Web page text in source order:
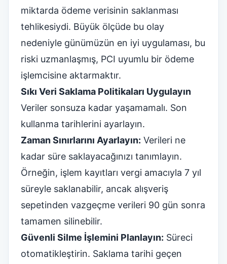
miktarda ödeme verisinin saklanması
tehlikesiydi. Büyük ölçüde bu olay
nedeniyle günümüzün en iyi uygulaması, bu
riski uzmanlaşmış, PCI uyumlu bir ödeme
işlemcisine aktarmaktır.
Sıkı Veri Saklama Politikaları Uygulayın
Veriler sonsuza kadar yaşamamalı. Son
kullanma tarihlerini ayarlayın.
Zaman Sınırlarını Ayarlayın: Verileri ne
kadar süre saklayacağınızı tanımlayın.
Örneğin, işlem kayıtları vergi amacıyla 7 yıl
süreyle saklanabilir, ancak alışveriş
sepetinden vazgeçme verileri 90 gün sonra
tamamen silinebilir.
Güvenli Silme İşlemini Planlayın: Süreci
otomatikleştirin. Saklama tarihi geçen